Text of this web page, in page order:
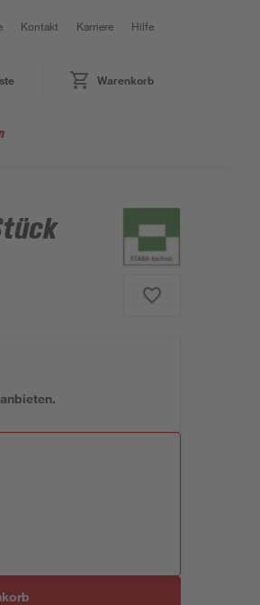
Kontakt Karriere Hilfe
Warenkorb